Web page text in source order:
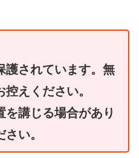
護されています。無
えください。
を講じる場合があり
い。